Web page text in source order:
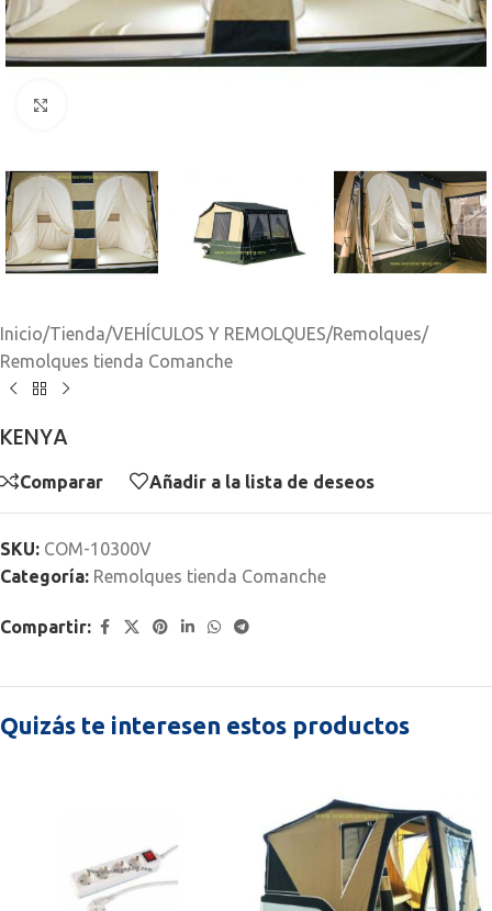
Inicio/Tienda/VEHÍCULOS Y REMOLQUES/Remolques/
Remolques tienda Comanche
KENYA
Comparar Añadir a la lista de deseos
SKU: COM-10300V
Categoría: Remolques tienda Comanche
Compartir:
Quizás te interesen estos productos